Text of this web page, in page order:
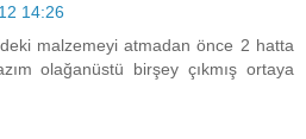
14:26
malzemeyi atmadan önce 2 hatta
olağanüstü birşey çıkmış ortaya